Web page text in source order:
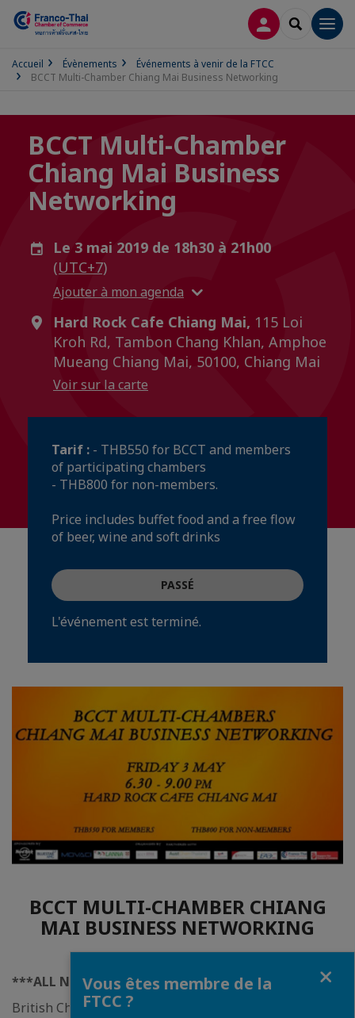
CONNEXION
Accueil Évènements
Événements à venir de la FTCC
BCCT Multi-Chamber Chiang Mai Business Networking
BCCT Multi-Chamber
Chiang Mai Business
Networking
Le 3 mai 2019 de 18h30 à 21h00
(UTC+7)
Ajouter à mon agenda
Hard Rock Cafe Chiang Mai, 115 Loi
Kroh Rd, Tambon Chang Khlan, Amphoe
Mueang Chiang Mai, 50100, Chiang Mai
Voir sur la carte
Tarif : - THB550 for BCCT and members
of participating chambers
- THB800 for non-members.
Price includes buffet food and a free flow
of beer, wine and soft drinks
PASSÉ
L'événement est terminé.
BCCT MULTI-CHAMBER CHIANG
MAI BUSINESS NETWORKING
***ALL NATIONALITIES ARE WELCOME***
British Chamber of Commerce Thailand (BCCT),
Vous êtes membre de la
FTCC ?